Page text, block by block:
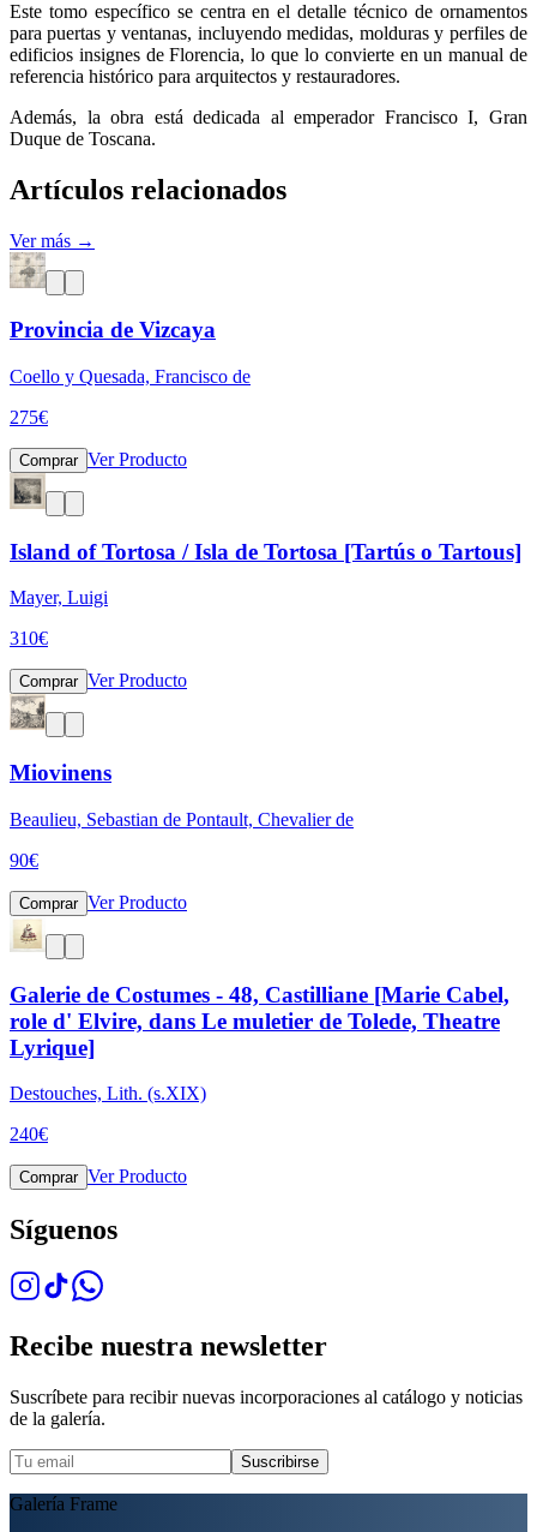
Este tomo específico se centra en el detalle técnico de ornamentos
para puertas y ventanas, incluyendo medidas, molduras y perfiles de
edificios insignes de Florencia, lo que lo convierte en un manual de
referencia histórico para arquitectos y restauradores.
Además, la obra está dedicada al emperador Francisco I, Gran
Duque de Toscana.
Artículos relacionados
Ver más →
Provincia de Vizcaya
Coello y Quesada, Francisco de
275€
Comprar Ver Producto
Island of Tortosa / Isla de Tortosa [Tartús o Tartous]
Mayer, Luigi
310€
Comprar Ver Producto
Miovinens
Beaulieu, Sebastian de Pontault, Chevalier de
90€
Comprar Ver Producto
Galerie de Costumes - 48, Castilliane [Marie Cabel,
role d' Elvire, dans Le muletier de Tolede, Theatre
Lyrique]
Destouches, Lith. (s.XIX)
240€
Comprar Ver Producto
Síguenos
Recibe nuestra newsletter
Suscríbete para recibir nuevas incorporaciones al catálogo y noticias
de la galería.
Suscribirse
Galería Frame